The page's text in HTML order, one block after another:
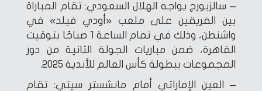
– سالزبورج يواجه الهلال السعودي: تقام المباراة
بين الفريقين على ملعب «أودي فيلد» في
واشنطن، وذلك في تمام الساعة 1 صباحًا بتوقيت
القاهرة، ضمن مباريات الجولة الثانية من دور
المجموعات ببطولة كأس العالم للأندية 2025.
– العين الإماراتي أمام مانشستر سيتي: تقام